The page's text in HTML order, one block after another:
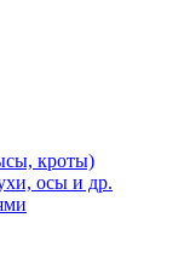
кроты)
осы и др.